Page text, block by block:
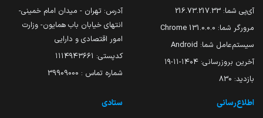
آی‌پی شما: 216.73.217.33
مرورگر شما: 131.0.0.0 Chrome
سیستم‌عامل شما: Android
آخرین بروزرسانی: ۱۴۰۴-۱۱-۱۹
بازدید: 830
آدرس: تهران - میدان امام خمینی-
انتهای خیابان باب همایون- وزارت
امور اقتصادی و دارایی
کدپستی: ۱۱۱۴۹۴۳۶۶۱
شماره تماس : 39909000
اطلاع‌رسانی ستادی